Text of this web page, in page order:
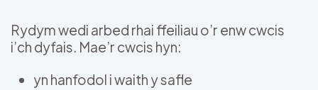
Rydym wedi arbed rhai ffeiliau o’r enw cwcis
i’ch dyfais. Mae’r cwcis hyn:
yn hanfodol i waith y safle